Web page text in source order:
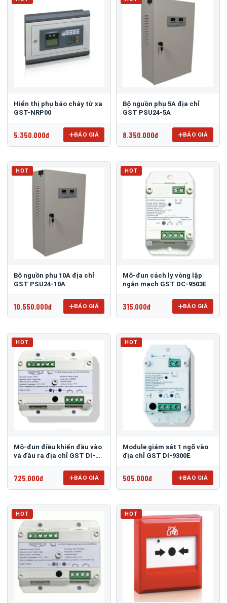
Hiển thị phụ báo cháy từ xa
GST-NRP00
5.350.000đ BÁO GIÁ
Bộ nguồn phụ 5A địa chỉ
GST PSU24-5A
8.350.000đ BÁO GIÁ
HOT
Bộ nguồn phụ 10A địa chỉ
GST PSU24-10A
10.550.000đ BÁO GIÁ
HOT
Mô-đun cách ly vòng lặp
ngắn mạch GST DC-9503E
315.000đ BÁO GIÁ
HOT
Mô-đun điều khiển đầu vào
và đầu ra địa chỉ GST DI-
725.000đ BÁO GIÁ
HOT
Module giám sát 1 ngõ vào
địa chỉ GST DI-9300E
505.000đ BÁO GIÁ
HOT HOT